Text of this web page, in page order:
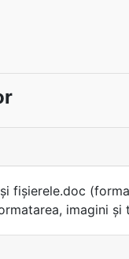
fișierele.doc
imagini și